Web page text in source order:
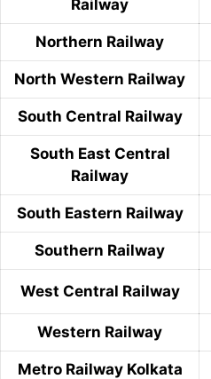
Railway
Northern Railway
North Western Railway
South Central Railway
South East Central
Railway
South Eastern Railway
Southern Railway
West Central Railway
Western Railway
Metro Railway Kolkata